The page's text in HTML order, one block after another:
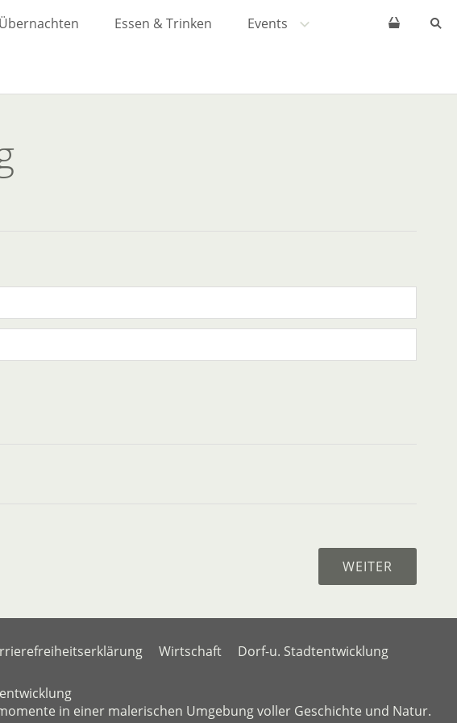
Übernachten Essen & Trinken Events
Wirtschaft Dorf-u. Stadtentwicklung
in einer malerischen Umgebung voller Geschichte und Natur.